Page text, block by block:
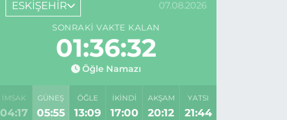
ESKİŞEHİR 07.08.2026
SONRAKI VAKTE KALAN
01:36:31
Öğle Namazı
İMSAK
04:17
GÜNEŞ
05:55
ÖĞLE
13:09
İKINDI
17:00
AKŞAM
20:12
YATSI
21:44